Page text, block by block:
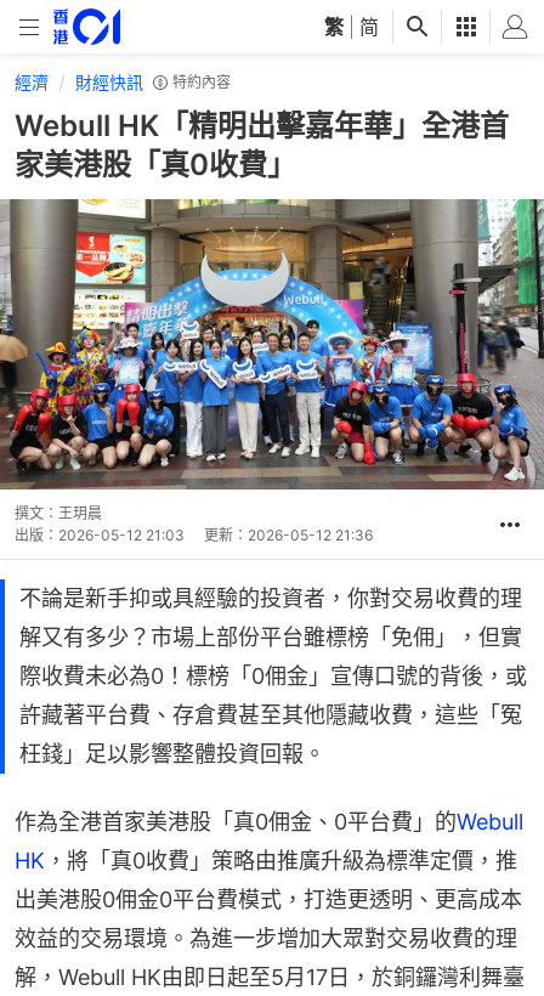
繁 简
經濟 財經快訊 特約內容
Webull HK「精明出擊嘉年華」全港首
家美港股「真0收費」
撰文： 王玥晨
出版： 2026-05-12 21:03 更新： 2026-05-12 21:36
不論是新手抑或具經驗的投資者，你對交易收費的理
解又有多少？市場上部份平台雖標榜「免佣」，但實
際收費未必為0！標榜「0佣金」宣傳口號的背後，或
許藏著平台費、存倉費甚至其他隱藏收費，這些「冤
枉錢」足以影響整體投資回報。
作為全港首家美港股「真0佣金、0平台費」的Webull
HK ，將「真0收費」策略由推廣升級為標準定價，推
出美港股0佣金0平台費模式，打造更透明、更高成本
效益的交易環境。為進一步增加大眾對交易收費的理
解，Webull HK由即日起至5月17日，於銅鑼灣利舞臺